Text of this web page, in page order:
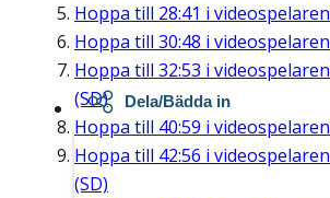
Hoppa till 28:41 i videospelaren
Hoppa till 30:48 i videospelaren
Hoppa till 32:53 i videospelaren
(SD)
Hoppa till 40:59 i videospelaren
Hoppa till 42:56 i videospelaren
(SD)
Dela/Bädda in